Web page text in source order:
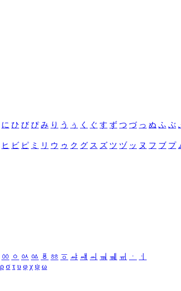
に ひ び ぴ み り う ぅ く ぐ す ず つ づ っ ぬ ふ ぶ
ヒ ビ ピ ミ リ ウ ゥ ク グ ス ズ ツ ヅ ッ ヌ フ ブ プ
ㆀ ㆁ ㆂ ㆃ ㆄ ㆅ ㆆ ㆇ ㆈ ㆉ ㆊ ㆋ ㆌ ㆍ
ㆎ
ρ σ τ υ φ χ ψ ω